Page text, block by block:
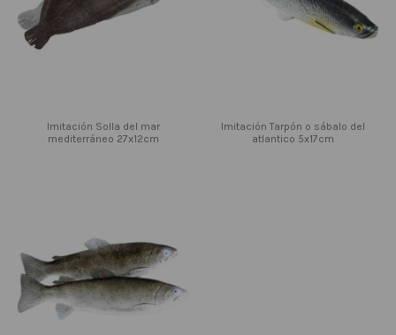
Imitación Solla del mar
mediterráneo 27x12cm
Imitación Tarpón o sábalo del
atlantico 5x17cm